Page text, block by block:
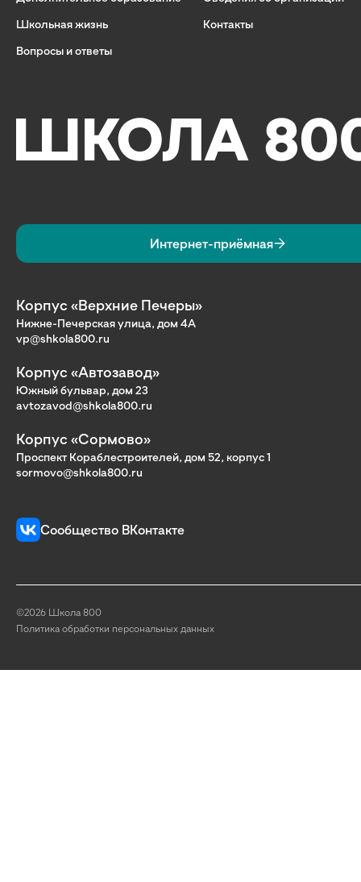
Школьная жизнь
Вопросы и ответы
Контакты
Интернет-приёмная
Корпус «Верхние Печеры»
Нижне-Печерская улица, дом 4А
vp@shkola800.ru
Корпус «Автозавод»
Южный бульвар, дом 23
avtozavod@shkola800.ru
Корпус «Сормово»
Проспект Кораблестроителей, дом 52, корпус 1
sormovo@shkola800.ru
Сообщество ВКонтакте
©2026 Школа 800
Политика обработки персональных данных